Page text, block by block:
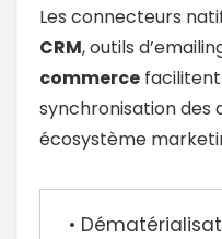
Les connecteurs
CRM, outils
commerce
synchronisation des
écosystème
•